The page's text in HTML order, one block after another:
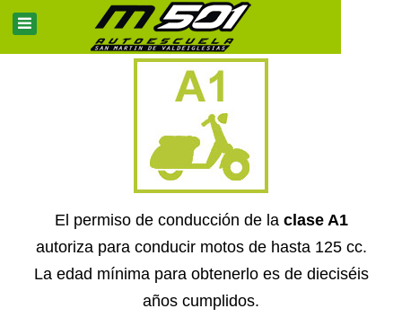
El permiso de conducción de la clase A1
autoriza para conducir motos de hasta 125 cc.
La edad mínima para obtenerlo es de dieciséis
años cumplidos.